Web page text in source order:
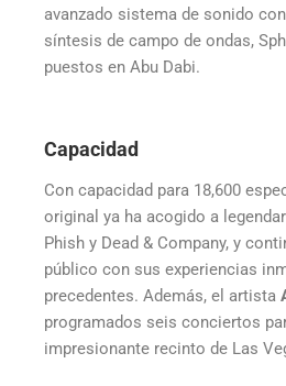
avanzado sistema de sonido
síntesis de campo de ondas,
puestos en Abu Dabi.
Capacidad
Con capacidad para 18,600
original ya ha acogido a
Phish y Dead & Company, y
público con sus experiencias
precedentes. Además, el artista
programados seis conciertos
impresionante recinto de Las